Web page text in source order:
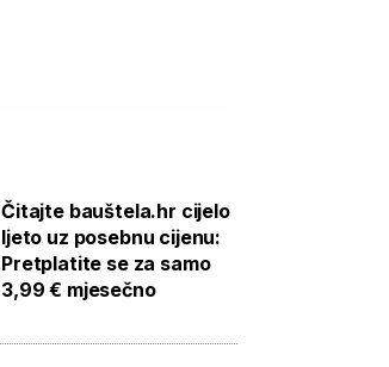
Čitajte bauštela.hr cijelo
ljeto uz posebnu cijenu:
Pretplatite se za samo
3,99 € mjesečno